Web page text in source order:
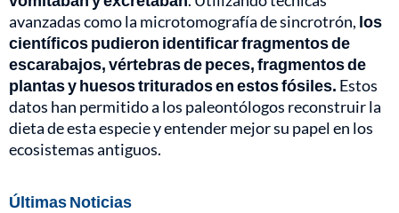
avanzadas como la microtomografía de sincrotrón, los
científicos pudieron identificar fragmentos de
escarabajos, vértebras de peces, fragmentos de
plantas y huesos triturados en estos fósiles. Estos
datos han permitido a los paleontólogos reconstruir la
dieta de esta especie y entender mejor su papel en los
ecosistemas antiguos.
Últimas Noticias